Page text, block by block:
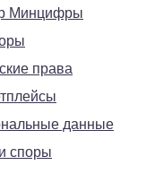
Минцифры
права
данные
споры